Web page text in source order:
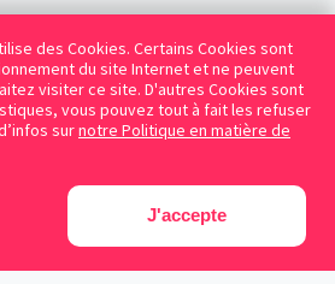
des Cookies. Certains Cookies sont
du site Internet et ne peuvent
visiter ce site. D'autres Cookies sont
vous pouvez tout à fait les refuser
surnotre Politique en matière de
J'accepte